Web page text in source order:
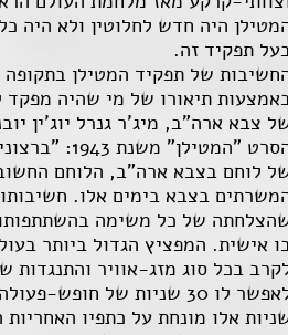
היה חדש לחלוטין ולא היה
תפקיד זה.
של תפקיד המטילן
תיאורו של מי שהיה מפקד
צבא ארה"ב, מיג'ר גנרל יוג'ין
הסרט
לוחם בצבא ארה"ב, הלוחם
בצבא בימים אלו.
של כל משימה
אישית. המפציץ הגדול ביותר
בכל סוג מזג-אוויר והתנגדות
אלו מונחת על כתפיו